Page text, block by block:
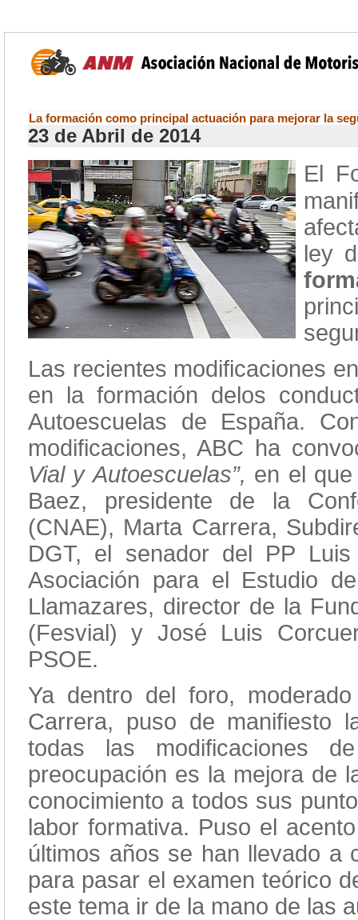
La formación como principal actuación para mejorar la
23 de Abril de 2014
El
ley
Las recientes modificaciones
en la formación delos
Autoescuelas de España.
modificaciones, ABC ha
Vial y Autoescuelas”, en el
Baez, presidente de la
(CNAE), Marta Carrera,
DGT, el senador del PP
Asociación para el Estudio
Llamazares, director de la
(Fesvial) y José Luis
PSOE.
Ya dentro del foro,
Carrera, puso de manifiesto
todas las modificaciones
preocupación es la mejora de
conocimiento a todos sus
labor formativa. Puso el
últimos años se han llevado a
para pasar el examen teórico
este tema ir de la mano de las